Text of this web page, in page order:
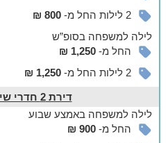
2 לילות החל מ-
800 ₪
לילהלמשפחה בסופ”ש
החל מ-1,250 ₪
2 לילות החל מ-
1,250 ₪
דירת 2 חדרי שינה ומשרד
לילהלמשפחה באמצע שבוע
החל מ-900 ₪